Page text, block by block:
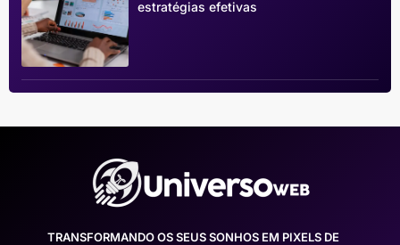
estratégias efetivas
TRANSFORMANDO OS SEUS SONHOS EM PIXELS DE